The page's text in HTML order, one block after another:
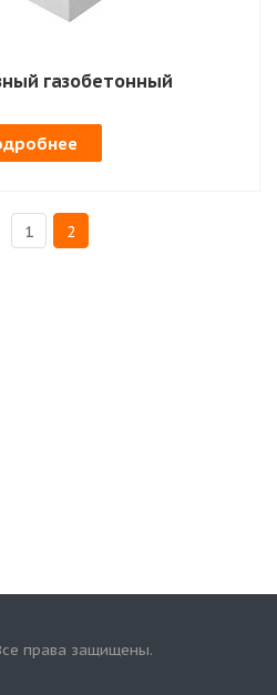
газобетонный
1 2
права защищены.